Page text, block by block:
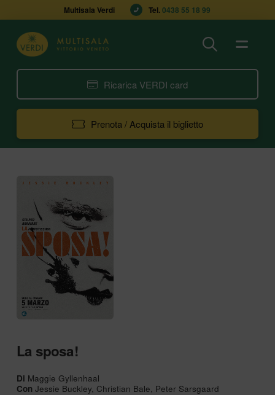
Multisala Verdi Tel. 0438 55 18 99
Ricarica VERDI card
Prenota / Acquista il biglietto
La sposa!
Di Maggie Gyllenhaal
Con Jessie Buckley, Christian Bale, Peter Sarsgaard